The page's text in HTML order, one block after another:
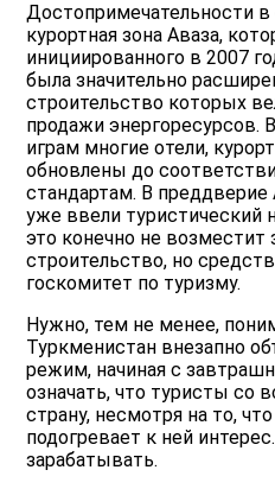
Достопримечательности в
курортная зона Аваза,
инициированного в 2007
была значительно
строительство которых
продажи энергоресурсов.
играм многие отели,
обновлены до
стандартам. В
уже ввели туристический
это конечно не возместит
строительство, но
госкомитет по туризму.
Нужно, тем не менее,
Туркменистан внезапно
режим, начиная с
означать, что туристы со
страну, несмотря на то,
подогревает к ней
зарабатывать.